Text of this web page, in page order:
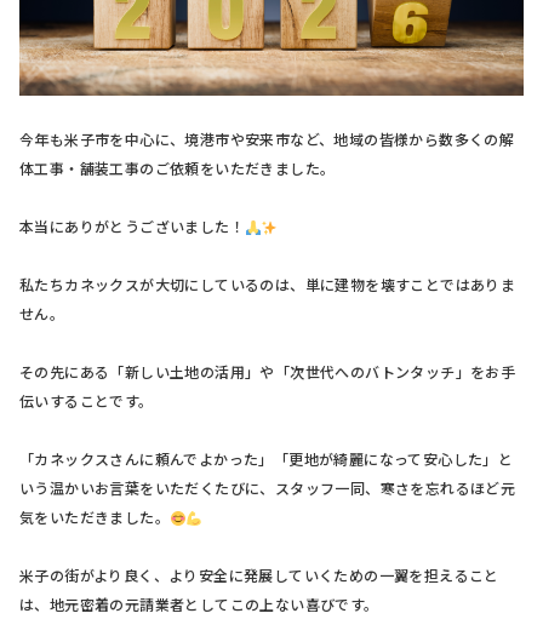
今年も米子市を中心に、境港市や安来市など、地域の皆様から数多くの解
体工事・舗装工事のご依頼をいただきました。
本当にありがとうございました！
私たちカネックスが大切にしているのは、単に建物を壊すことではありま
せん。
その先にある「新しい土地の活用」や「次世代へのバトンタッチ」をお手
伝いすることです。
「カネックスさんに頼んでよかった」「更地が綺麗になって安心した」と
いう温かいお言葉をいただくたびに、スタッフ一同、寒さを忘れるほど元
気をいただきました。
米子の街がより良く、より安全に発展していくための一翼を担えること
は、地元密着の元請業者としてこの上ない喜びです。